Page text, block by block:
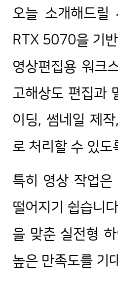
오늘 소개해드
RTX 5070을 기
영상편집용 워크
고해상도 편집과
이딩, 썸네일 제
로 처리할 수 있도
특히 영상 작업
떨어지기 쉽습니
을 맞춘 실전형
높은 만족도를 기